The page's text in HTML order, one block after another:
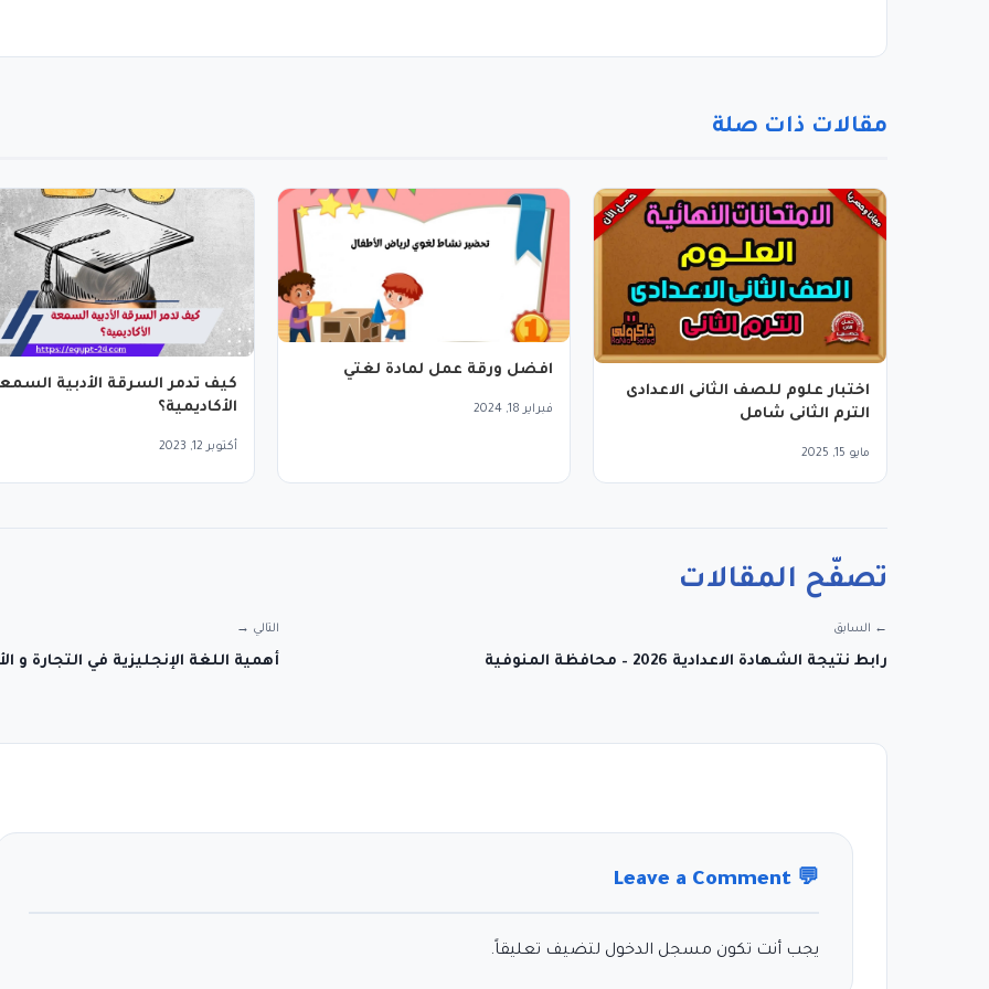
مقالات ذات صلة
اختبار علوم للصف الثانى الاعدادى
الترم الثانى شامل
مايو 15, 2025
افضل ورقة عمل لمادة لغتي
فبراير 18, 2024
كيف تدمر السرقة الأدبية
الأكاديمية؟
أكتوبر 12, 2023
تصفّح المقالات
← السابق
رابط نتيجة الشهادة الاعدادية 2026 – محافظة المنوفية
التالي →
أهمية اللغة الإنجليزية في التجارة و
💬
يجب أنت تكون مسجل الدخول لتضيف تعليقاً.